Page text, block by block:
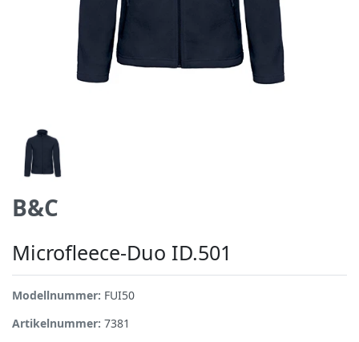
B&C
Microfleece-Duo ID.501
Modellnummer: FUI50
Artikelnummer: 7381